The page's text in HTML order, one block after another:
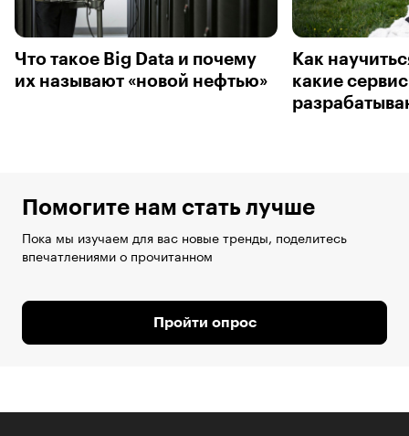
Что такое Big Data и почему
их называют «новой нефтью»
Как
какие
Помогите нам стать лучше
Пока мы изучаем для вас новые тренды, поделитесь
впечатлениями о прочитанном
Пройти опрос